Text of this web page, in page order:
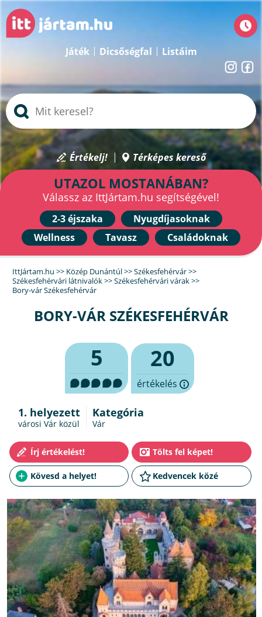
Játék Dicsőségfal Listáim
Értékelj! Térképes kereső
UTAZOL MOSTANÁBAN?
Válassz az IttJártam.hu segítségével!
2-3 éjszaka
Nyugdíjasoknak
Wellness
Tavasz Családoknak
IttJártam.hu >> Közép Dunántúl>>Székesfehérvár>>
Székesfehérvári látnivalók>>Székesfehérvári várak>>
Bory-vár Székesfehérvár
BORY-VÁR SZÉKESFEHÉRVÁR
5 20
értékelés
1. helyezett
városi Vár közül
Kategória
Vár